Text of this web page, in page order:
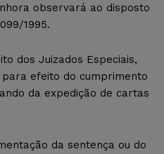
observará ao disposto
1995.
dos Juizados Especiais,
efeito do cumprimento
da expedição de cartas
da sentença ou do